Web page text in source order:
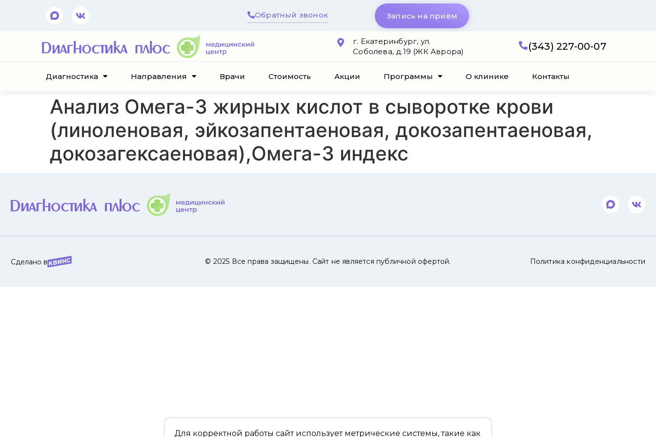
Обратный звонок Запись на приём
г. Екатеринбург, ул.
Соболева, д.19 (ЖК Аврора)
(343) 227-00-07
Диагностика Направления Врачи Стоимость Акции Программы О клинике Контакты
Анализ Омега-3 жирных кислот в сыворотке крови
(линоленовая, эйкозапентаеновая, докозапентаеновая,
докозагексаеновая),Омега-3 индекс
Сделано в © 2025 Все права защищены. Сайт не является публичной офертой. Политика конфиденциальности
Для корректной работы сайт использует метрические системы, такие как